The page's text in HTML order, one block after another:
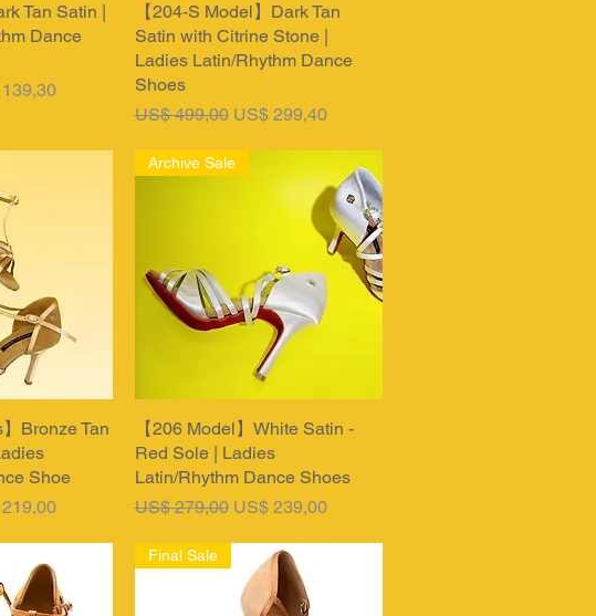
Tan Satin |
Dance
Snel overzicht
【204-S Model】Dark Tan
Satin with Citrine Stone |
Ladies Latin/Rhythm Dance
Shoes
Normale prijs
US$ 499,00 Verkoopprijs
US$ 299,40
】Bronze Tan
Shoe
Snel overzicht
Archive Sale
【206 Model】White Satin -
Red Sole | Ladies
Latin/Rhythm Dance Shoes
Normale prijs
US$ 279,00 Verkoopprijs
US$ 239,00
Final Sale